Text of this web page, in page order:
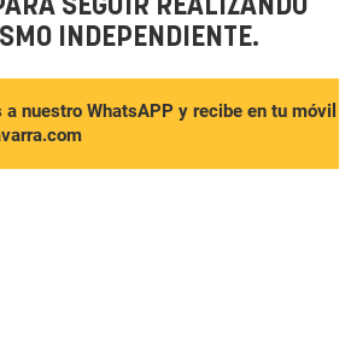
SEGUIR REALIZANDO
INDEPENDIENTE.
nuestro WhatsAPP y recibe en tu móvil